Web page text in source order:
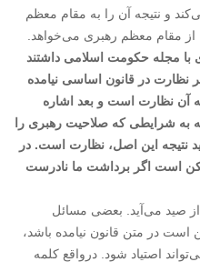
و نتیجه آن را به مقام معظم
از مقام معظم رهبری می‌خواهد.
مجله حکومت اسلامی داشتند
نظارت در قانون اساسی نیامده
آن نظارت است و بعد اشاره
اساسی که به شرایطی که صلاحیت رهبری را
نتیجه این اصل، نظارت است. در
است اگر برداشت ما نادرست
از صید می‌آید. بعضی مسائل
در متن قانون نیامده باشد،
اصتیاد ‌شود. درواقع کلمه